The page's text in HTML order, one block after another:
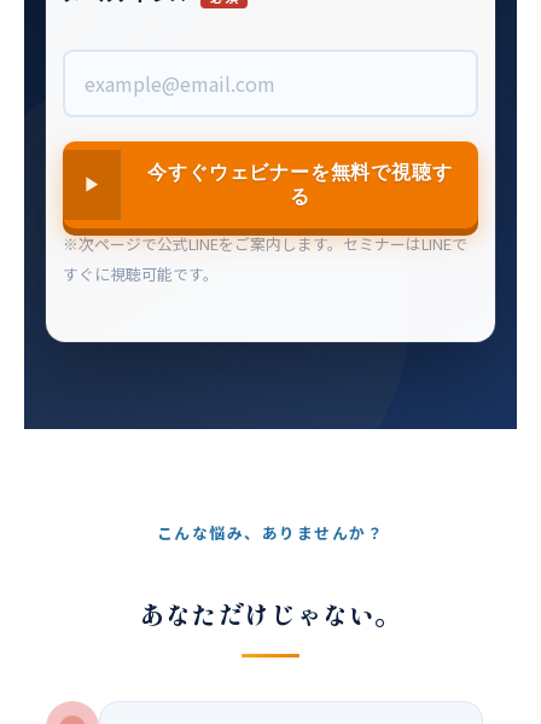
今すぐウェビナーを無料で視聴す
る
※次ページで公式LINEをご案内します。セミナーはLINEで
すぐに視聴可能です。
こんな悩み、ありませんか？
あなただけじゃない。